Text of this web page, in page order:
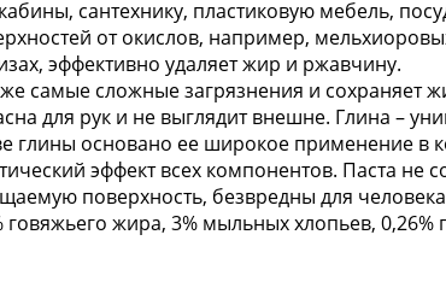
сантехнику, пластиковую мебель,
от окислов, например, мельхиоровых
эффективно удаляет жир и ржавчину.
самые сложные загрязнения и сохраняет
для рук и не выглядит внешне. Глина –
глины основано ее широкое применение в
эффект всех компонентов. Паста не
поверхность, безвредны для
жира, 3% мыльных хлопьев, 0,26%